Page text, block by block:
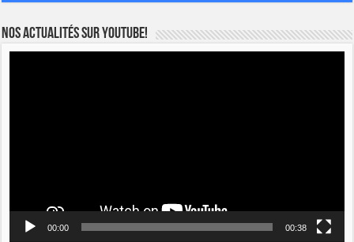
Nos actualités sur YOUTUBE!
00:00 00:38